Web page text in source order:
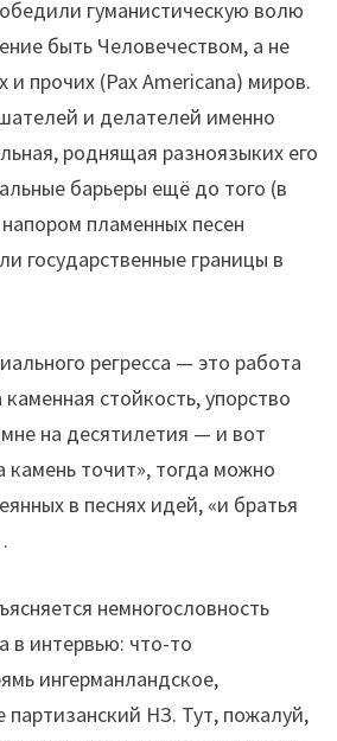
гуманистическую волю
быть Человечеством, а не
и прочих (Pax Americana) миров.
и делателей именно
роднящая разноязыких его
барьеры ещё до того (в
пламенных песен
государственные границы в
регресса — это работа
стойкость, упорство
на десятилетия — и вот
камень точит», тогда можно
в песнях идей, «и братья
немногословность
в интервью: что-то
ингерманландское,
партизанский НЗ. Тут, пожалуй,